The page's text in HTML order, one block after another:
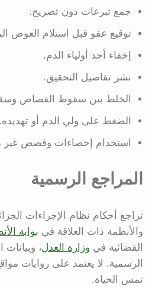
جمع تبرعات دون تصريح.
توقيع عفو قبل استلام العوض
إخفاء أحد أولياء الدم.
نشر تفاصيل التحقيق.
الخلط بين سقوط القصاص
الضغط على ولي الدم أو تهديده.
استخدام إحصاءات وقصص غير
المراجع الرسمية
تراجع أحكام نظام الإجراءات
والأنظمة ذات العلاقة في بوابة
القضائية في وزارة العدل، وبيانات
الرسمية. لا يعتمد على روايات
تمس الحياة.